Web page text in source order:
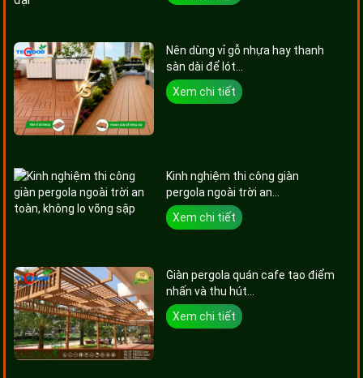
Nên dùng vỉ gỗ nhựa hay thanh
sàn dài để lót...
Xem chi tiết
Kinh nghiệm thi công giàn
pergola ngoài trời an...
Xem chi tiết
Giàn pergola quán cafe tạo điểm
nhấn và thu hút...
Xem chi tiết